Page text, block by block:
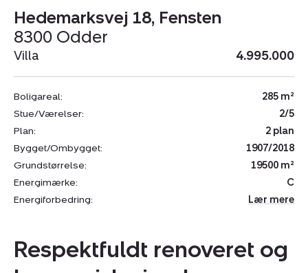
Hedemarksvej 18, Fensten
8300 Odder
Villa 4.995.000
Boligareal:
285 m²
Stue/Værelser:
2/5
Plan:
2 plan
Bygget/Ombygget:
1907/2018
Grundstørrelse:
19500 m²
Energimærke:
C
Energiforbedring:
Lær mere
Respektfuldt renoveret og